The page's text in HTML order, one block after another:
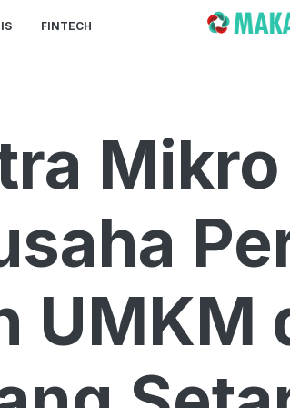
FINTECH
Mikro
UMKM